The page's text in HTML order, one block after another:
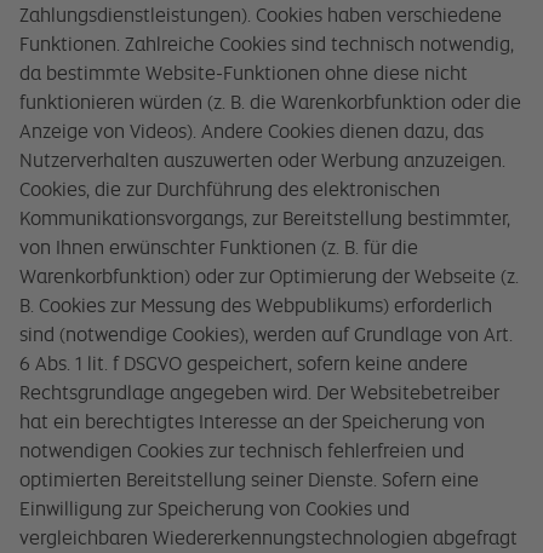
Zahlungsdienstleistungen). Cookies haben verschiedene
Funktionen. Zahlreiche Cookies sind technisch notwendig,
da bestimmte Website-Funktionen ohne diese nicht
funktionieren würden (z. B. die Warenkorbfunktion oder die
Anzeige von Videos). Andere Cookies dienen dazu, das
Nutzerverhalten auszuwerten oder Werbung anzuzeigen.
Cookies, die zur Durchführung des elektronischen
Kommunikationsvorgangs, zur Bereitstellung bestimmter,
von Ihnen erwünschter Funktionen (z. B. für die
Warenkorbfunktion) oder zur Optimierung der Webseite (z.
B. Cookies zur Messung des Webpublikums) erforderlich
sind (notwendige Cookies), werden auf Grundlage von Art.
6 Abs. 1 lit. f DSGVO gespeichert, sofern keine andere
Rechtsgrundlage angegeben wird. Der Websitebetreiber
hat ein berechtigtes Interesse an der Speicherung von
notwendigen Cookies zur technisch fehlerfreien und
optimierten Bereitstellung seiner Dienste. Sofern eine
Einwilligung zur Speicherung von Cookies und
vergleichbaren Wiedererkennungstechnologien abgefragt